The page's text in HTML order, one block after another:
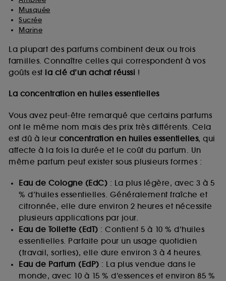
Musquée
Sucrée
Marine
La plupart des parfums combinent deux ou trois
familles. Connaître celles qui correspondent à vos
goûts est la clé d’un achat réussi !
La concentration en huiles essentielles
Vous avez peut-être remarqué que certains parfums
ont le même nom mais des prix très différents. Cela
est dû à leur concentration en huiles essentielles, qui
affecte à la fois la durée et le coût du parfum. Un
même parfum peut exister sous plusieurs formes :
Eau de Cologne (EdC) : La plus légère, avec 3 à 5
% d’huiles essentielles. Généralement fraîche et
citronnée, elle dure environ 2 heures et nécessite
plusieurs applications par jour.
Eau de Toilette (EdT) : Contient 5 à 10 % d’huiles
essentielles. Parfaite pour un usage quotidien
(travail, sorties), elle dure environ 3 à 4 heures.
Eau de Parfum (EdP) : La plus vendue dans le
monde, avec 10 à 15 % d’essences et environ 85 %